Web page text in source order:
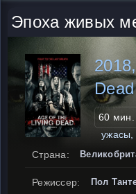
Эпоха живых
Dead
60 мин.
ужасы,
Страна:
Режиссер: Пол